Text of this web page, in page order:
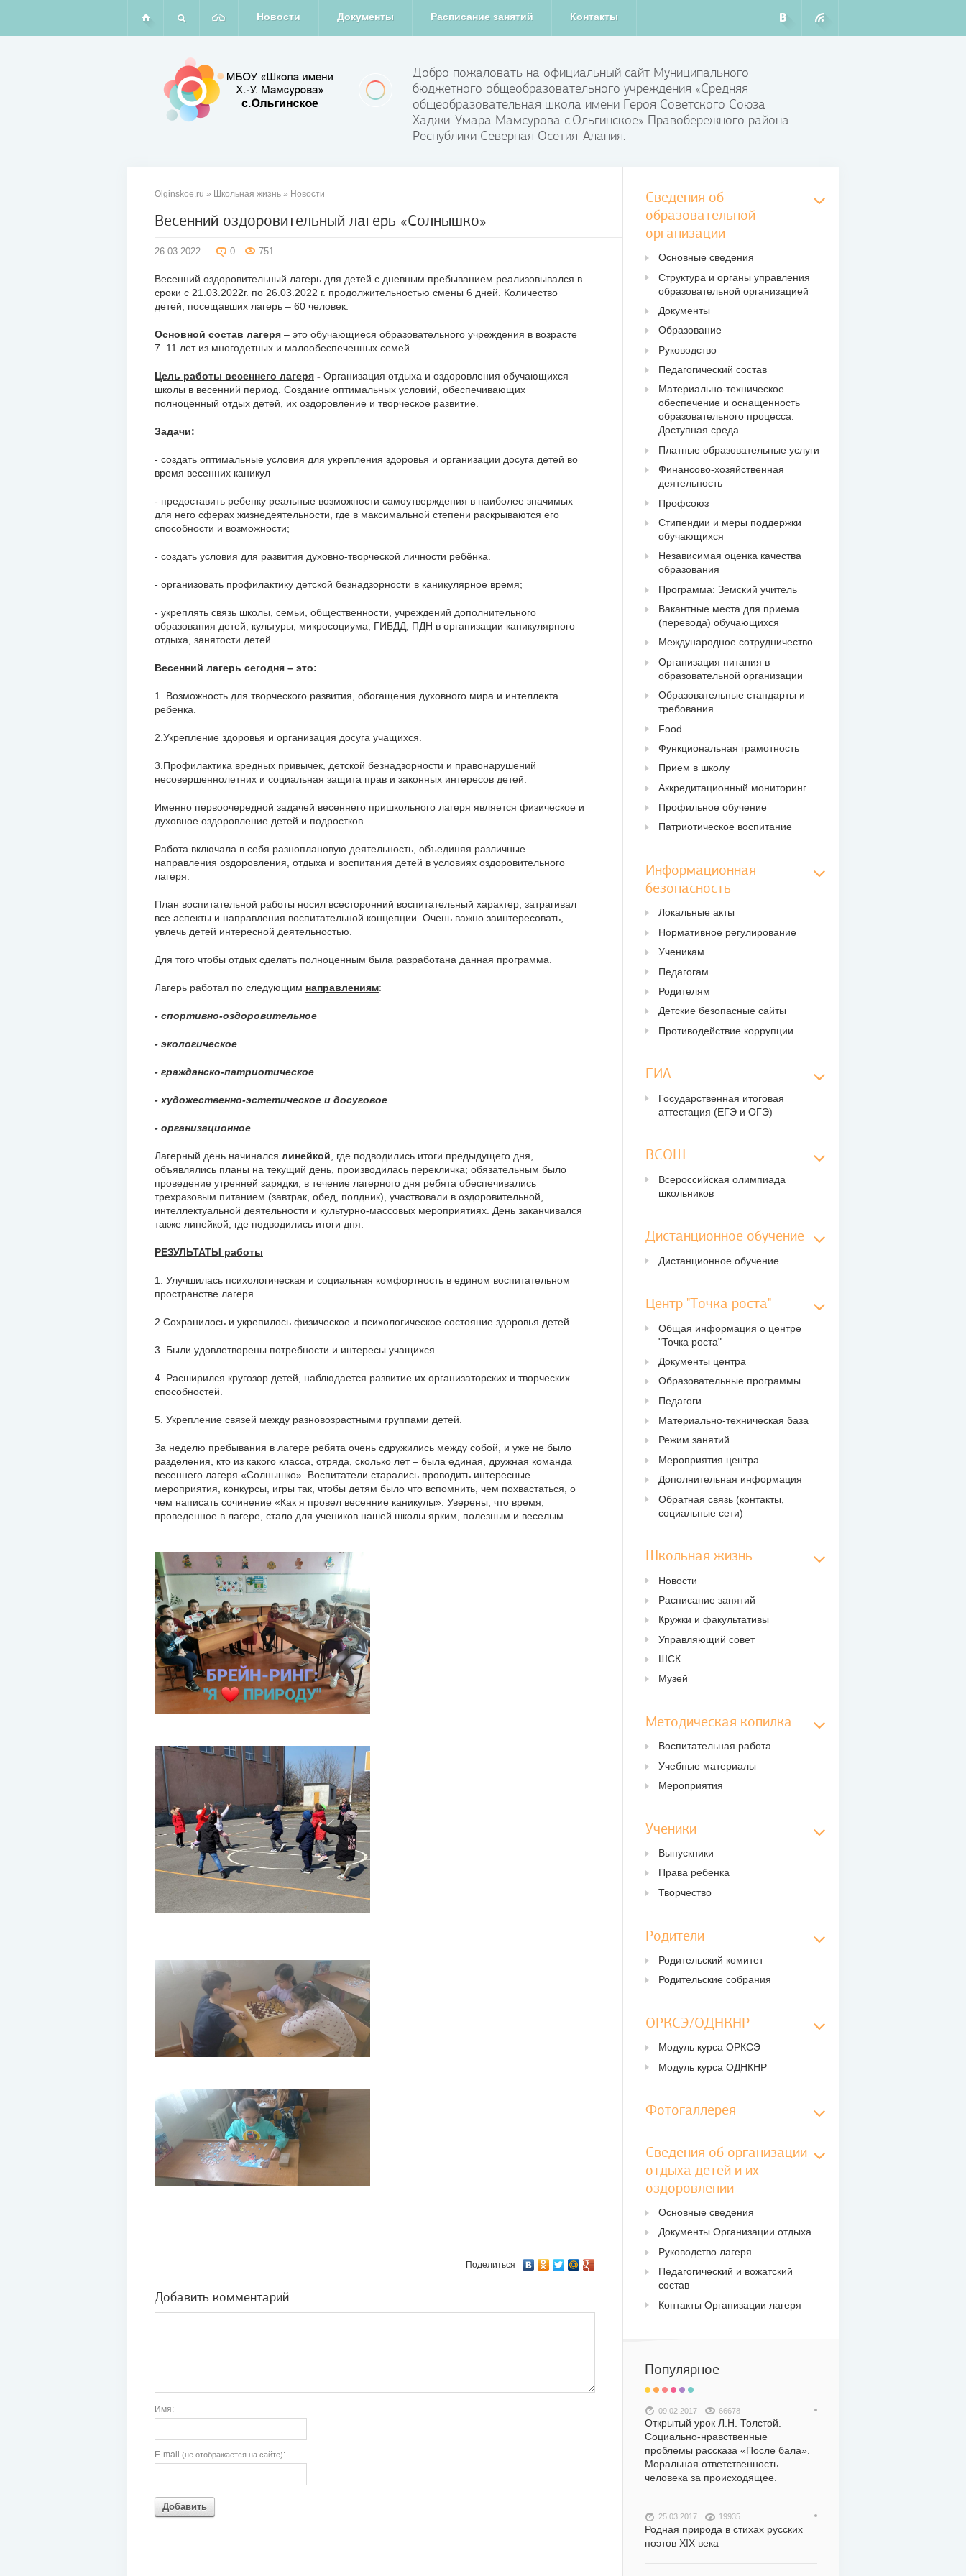
Новости Документы Расписание занятий Контакты
Добро пожаловать на официальный сайт Муниципального
бюджетного общеобразовательного учреждения «Средняя
общеобразовательная школа имени Героя Советского Союза
Хаджи-Умара Мамсурова с.Ольгинское» Правобережного района
Республики Северная Осетия-Алания.
Olginskoe.ru » Школьная жизнь » Новости
Весенний оздоровительный лагерь «Солнышко»
26.03.2022 0 751
Весенний оздоровительный лагерь для детей с дневным пребыванием реализовывался в
сроки с 21.03.2022г. по 26.03.2022 г. продолжительностью смены 6 дней. Количество
детей, посещавших лагерь – 60 человек.
Основной состав лагеря – это обучающиеся образовательного учреждения в возрасте
7–11 лет из многодетных и малообеспеченных семей.
Цель работы весеннего лагеря - Организация отдыха и оздоровления обучающихся
школы в весенний период. Создание оптимальных условий, обеспечивающих
полноценный отдых детей, их оздоровление и творческое развитие.
Задачи:
- создать оптимальные условия для укрепления здоровья и организации досуга детей во
время весенних каникул
- предоставить ребенку реальные возможности самоутверждения в наиболее значимых
для него сферах жизнедеятельности, где в максимальной степени раскрываются его
способности и возможности;
- создать условия для развития духовно-творческой личности ребёнка.
- организовать профилактику детской безнадзорности в каникулярное время;
- укреплять связь школы, семьи, общественности, учреждений дополнительного
образования детей, культуры, микросоциума, ГИБДД, ПДН в организации каникулярного
отдыха, занятости детей.
Весенний лагерь сегодня – это:
1. Возможность для творческого развития, обогащения духовного мира и интеллекта
ребенка.
2.Укрепление здоровья и организация досуга учащихся.
3.Профилактика вредных привычек, детской безнадзорности и правонарушений
несовершеннолетних и социальная защита прав и законных интересов детей.
Именно первоочередной задачей весеннего пришкольного лагеря является физическое и
духовное оздоровление детей и подростков.
Работа включала в себя разноплановую деятельность, объединяя различные
направления оздоровления, отдыха и воспитания детей в условиях оздоровительного
лагеря.
План воспитательной работы носил всесторонний воспитательный характер, затрагивал
все аспекты и направления воспитательной концепции. Очень важно заинтересовать,
увлечь детей интересной деятельностью.
Для того чтобы отдых сделать полноценным была разработана данная программа.
Лагерь работал по следующим направлениям:
- спортивно-оздоровительное
- экологическое
- гражданско-патриотическое
- художественно-эстетическое и досуговое
- организационное
Лагерный день начинался линейкой , где подводились итоги предыдущего дня,
объявлялись планы на текущий день, производилась перекличка; обязательным было
проведение утренней зарядки; в течение лагерного дня ребята обеспечивались
трехразовым питанием (завтрак, обед, полдник), участвовали в оздоровительной,
интеллектуальной деятельности и культурно-массовых мероприятиях. День заканчивался
также линейкой, где подводились итоги дня.
РЕЗУЛЬТАТЫ работы
1. Улучшилась психологическая и социальная комфортность в едином воспитательном
пространстве лагеря.
2.Сохранилось и укрепилось физическое и психологическое состояние здоровья детей.
3. Были удовлетворены потребности и интересы учащихся.
4. Расширился кругозор детей, наблюдается развитие их организаторских и творческих
способностей.
5. Укрепление связей между разновозрастными группами детей.
За неделю пребывания в лагере ребята очень сдружились между собой, и уже не было
разделения, кто из какого класса, отряда, сколько лет – была единая, дружная команда
весеннего лагеря «Солнышко». Воспитатели старались проводить интересные
мероприятия, конкурсы, игры так, чтобы детям было что вспомнить, чем похвастаться, о
чем написать сочинение «Как я провел весенние каникулы». Уверены, что время,
проведенное в лагере, стало для учеников нашей школы ярким, полезным и веселым.
Поделиться
Добавить комментарий
Имя:
E-mail (не отображается на сайте):
Добавить
Сведения об
образовательной
организации
Основные сведения
Структура и органы управления
образовательной организацией
Документы
Образование
Руководство
Педагогический состав
Материально-техническое
обеспечение и оснащенность
образовательного процесса.
Доступная среда
Платные образовательные услуги
Финансово-хозяйственная
деятельность
Профсоюз
Стипендии и меры поддержки
обучающихся
Независимая оценка качества
образования
Программа: Земский учитель
Вакантные места для приема
(перевода) обучающихся
Международное сотрудничество
Организация питания в
образовательной организации
Образовательные стандарты и
требования
Food
Функциональная грамотность
Прием в школу
Аккредитационный мониторинг
Профильное обучение
Патриотическое воспитание
Информационная
безопасность
Локальные акты
Нормативное регулирование
Ученикам
Педагогам
Родителям
Детские безопасные сайты
Противодействие коррупции
ГИА
Государственная итоговая
аттестация (ЕГЭ и ОГЭ)
ВСОШ
Всероссийская олимпиада
школьников
Дистанционное обучение
Дистанционное обучение
Центр "Точка роста"
Общая информация о центре
"Точка роста"
Документы центра
Образовательные программы
Педагоги
Материально-техническая база
Режим занятий
Мероприятия центра
Дополнительная информация
Обратная связь (контакты,
социальные сети)
Школьная жизнь
Новости
Расписание занятий
Кружки и факультативы
Управляющий совет
ШСК
Музей
Методическая копилка
Воспитательная работа
Учебные материалы
Мероприятия
Ученики
Выпускники
Права ребенка
Творчество
Родители
Родительский комитет
Родительские собрания
ОРКСЭ/ОДНКНР
Модуль курса ОРКСЭ
Модуль курса ОДНКНР
Фотогаллерея
Сведения об организации
отдыха детей и их
оздоровлении
Основные сведения
Документы Организации отдыха
Руководство лагеря
Педагогический и вожатский
состав
Контакты Организации лагеря
Популярное
09.02.2017 66678
Открытый урок Л.Н. Толстой.
Социально-нравственные
проблемы рассказа «После бала».
Моральная ответственность
человека за происходящее.
25.03.2017 19935
Родная природа в стихах русских
поэтов XIX века